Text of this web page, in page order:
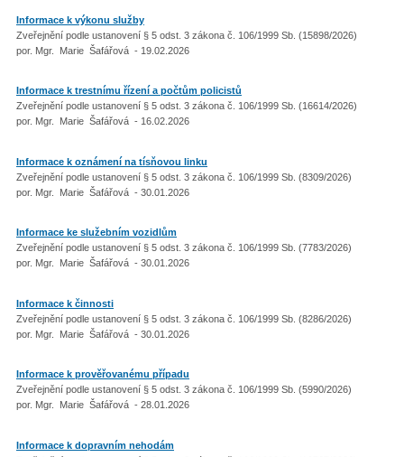
Informace k výkonu služby
Zveřejnění podle ustanovení § 5 odst. 3 zákona č. 106/1999 Sb. (15898/2026)
por. Mgr. Marie Šafářová - 19.02.2026
Informace k trestnímu řízení a počtům policistů
Zveřejnění podle ustanovení § 5 odst. 3 zákona č. 106/1999 Sb. (16614/2026)
por. Mgr. Marie Šafářová - 16.02.2026
Informace k oznámení na tísňovou linku
Zveřejnění podle ustanovení § 5 odst. 3 zákona č. 106/1999 Sb. (8309/2026)
por. Mgr. Marie Šafářová - 30.01.2026
Informace ke služebním vozidlům
Zveřejnění podle ustanovení § 5 odst. 3 zákona č. 106/1999 Sb. (7783/2026)
por. Mgr. Marie Šafářová - 30.01.2026
Informace k činnosti
Zveřejnění podle ustanovení § 5 odst. 3 zákona č. 106/1999 Sb. (8286/2026)
por. Mgr. Marie Šafářová - 30.01.2026
Informace k prověřovanému případu
Zveřejnění podle ustanovení § 5 odst. 3 zákona č. 106/1999 Sb. (5990/2026)
por. Mgr. Marie Šafářová - 28.01.2026
Informace k dopravním nehodám